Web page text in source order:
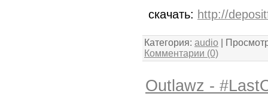
скачать: http://
Категория: audio |
Комментарии (0)
Outlawz -